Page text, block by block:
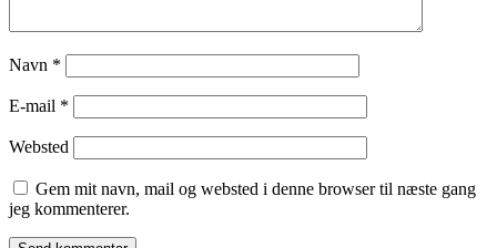
Navn *
E-mail *
Websted
Gem mit navn, mail og websted i denne browser til næste gang
jeg kommenterer.